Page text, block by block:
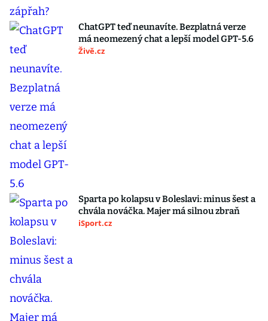
ChatGPT teď neunavíte. Bezplatná verze
má neomezený chat a lepší model GPT-5.6
Živě.cz
Sparta po kolapsu v Boleslavi: minus šest a
chvála nováčka. Majer má silnou zbraň
iSport.cz